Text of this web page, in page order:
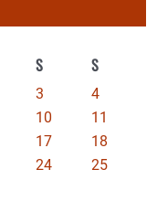
S S
3
4
10
11
17
18
24
25